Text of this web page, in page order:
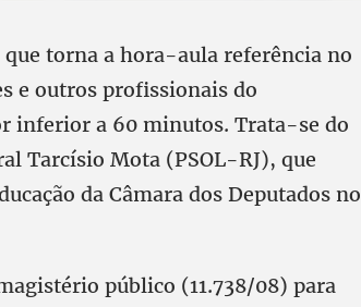
torna a hora-aula referência no
e outros profissionais do
inferior a 60 minutos. Trata-se do
Tarcísio Mota (PSOL-RJ), que
da Câmara dos Deputados no
público (11.738/08) para